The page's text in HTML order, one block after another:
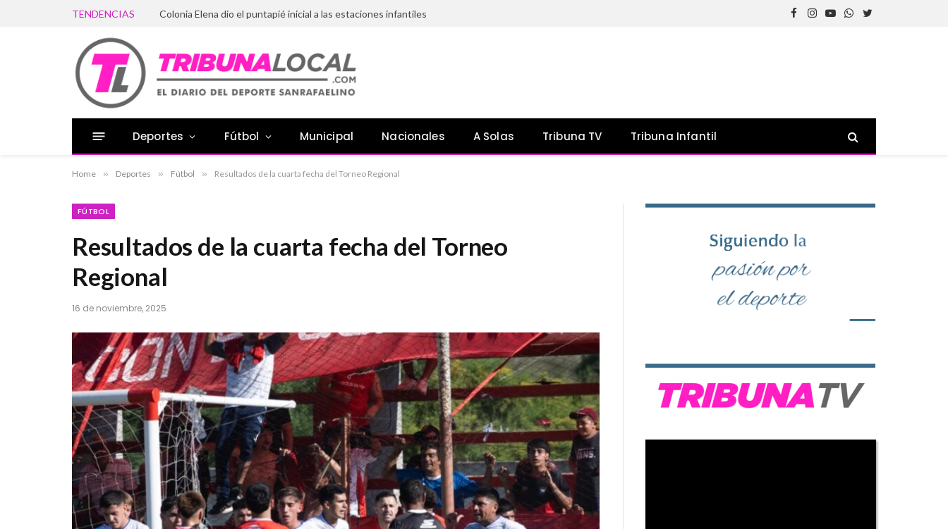
TENDENCIAS Colonia Elena dio el puntapié inicial a las estaciones infantiles
Facebook
Instagram
YouTube
WhatsApp
Twitter
Deportes Fútbol Municipal Nacionales A Solas Tribuna TV Tribuna Infantil
Home » Deportes » Fútbol » Resultados de la cuarta fecha del Torneo Regional
FÚTBOL
Resultados de la cuarta fecha del Torneo
Regional
16 de noviembre, 2025